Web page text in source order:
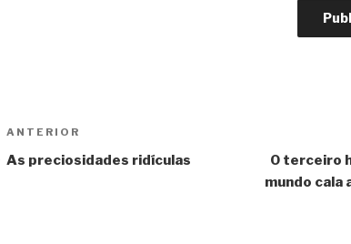
Navegação
de
Anterior
ANTERIOR
As preciosidades ridículas
O terceiro
mundo cala